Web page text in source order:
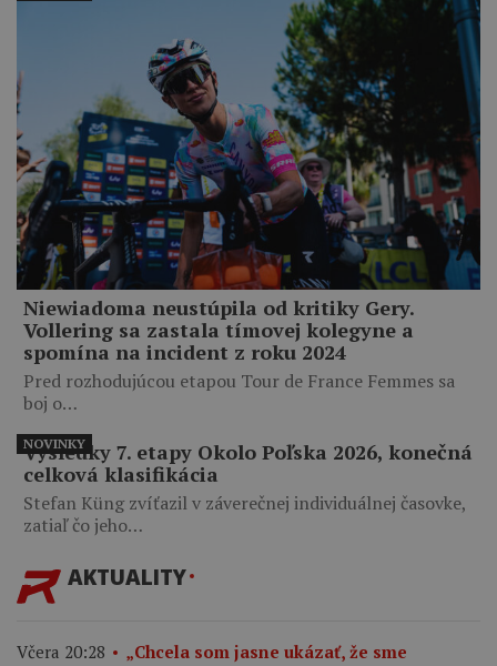
Niewiadoma neustúpila od kritiky Gery.
Vollering sa zastala tímovej kolegyne a
spomína na incident z roku 2024
Pred rozhodujúcou etapou Tour de France Femmes sa
boj o…
Výsledky 7. etapy Okolo Poľska 2026, konečná
celková klasifikácia
Stefan Küng zvíťazil v záverečnej individuálnej časovke,
zatiaľ čo jeho…
NOVINKY
AKTUALITY
Včera 20:28
„Chcela som jasne ukázať, že sme